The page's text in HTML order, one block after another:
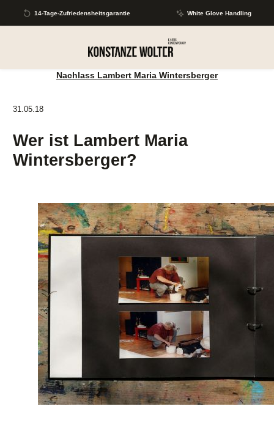
Zum Hauptinhalt springen
14-Tage-Zufriedensheitsgarantie White Glove Handling
Nachlass Lambert Maria Wintersberger
31.05.18
Wer ist Lambert Maria
Wintersberger?